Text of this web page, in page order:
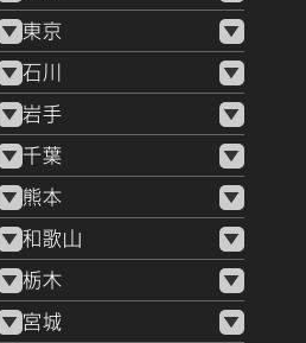
東京
石川
岩手
千葉
熊本
和歌山
栃木
宮城